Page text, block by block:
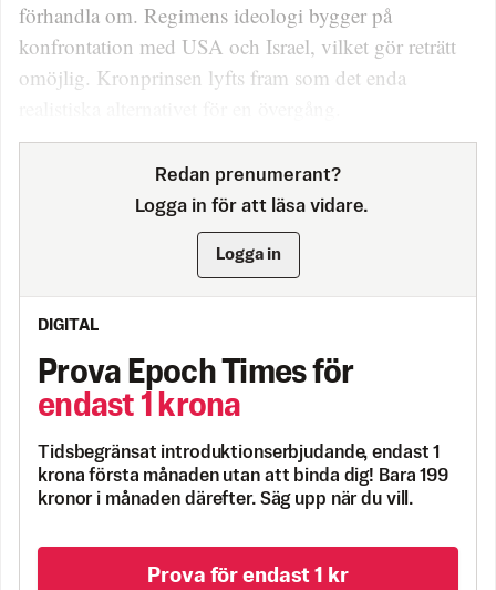
förhandla om. Regimens ideologi bygger på
konfrontation med USA och Israel, vilket gör reträtt
omöjlig. Kronprinsen lyfts fram som det enda
Redan prenumerant?
Logga in för att läsa vidare.
Logga in
DIGITAL
Prova Epoch Times för
endast 1 krona
Tidsbegränsat introduktionserbjudande, endast 1
krona första månaden utan att binda dig! Bara 199
kronor i månaden därefter. Säg upp när du vill.
Prova för endast 1 kr